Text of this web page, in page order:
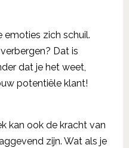
emoties zich schuil.
Dat is
dat je het weet,
potentiële klant!
kan ook de kracht van
zijn. Wat als je